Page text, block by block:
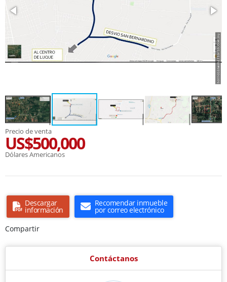
Precio de venta
US$500,000
Dólares Americanos
Descargar
información
Recomendar inmueble
por correo electrónico
Compartir
Contáctanos